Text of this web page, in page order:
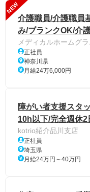
NEW
介護職員/介護職員
み/ブランクOK/介
メディカルホームグ
正社員
神奈川県
月給24万6,000円
障がい者支援スタ
10h以下/完全週休2
kotrio紹介品川支店
正社員
埼玉県
月給24万円～40万円